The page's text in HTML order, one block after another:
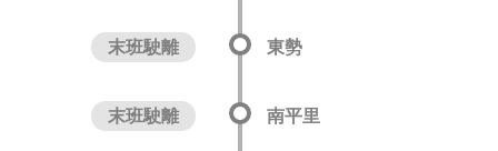
末班駛離 東勢
末班駛離 南平里